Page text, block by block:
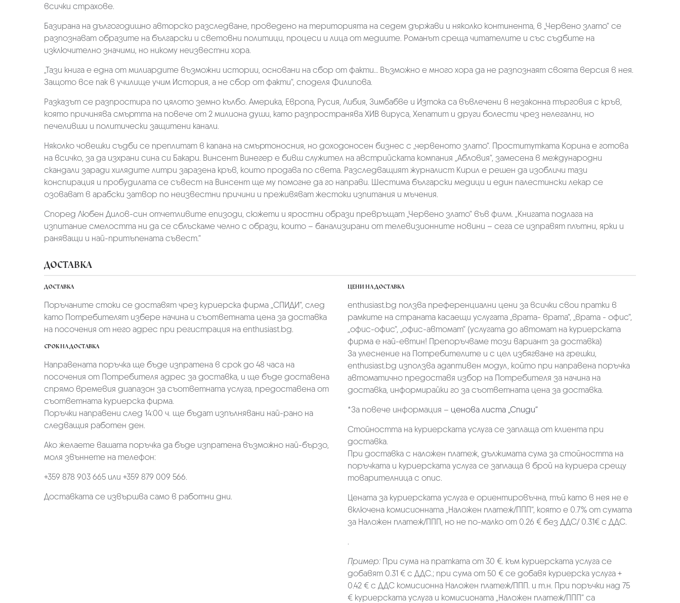
всички страхове.
Базирана на дългогодишно авторско разследване, проведено на територията на седем държави и няколко континента, в „Червено злато“ се
разпознават образите на български и световни политици, процеси и лица от медиите. Романът среща читателите и със съдбите на
изключително значими, но никому неизвестни хора.
„Тази книга е една от милиардите възможни истории, основани на сбор от факти… Възможно е много хора да не разпознаят своята версия в нея.
Защото все пак в училище учим История, а не сбор от факти“, споделя Филипова.
Разказът се разпростира по цялото земно кълбо. Америка, Европа, Русия, Либия, Зимбабве и Изтока са въвлечени в незаконна търговия с кръв,
която причинява смъртта на повече от 2 милиона души, като разпространява ХИВ вируса, Хепатит и други болести чрез нелегални, но
печеливши и политически защитени канали.
Няколко човешки съдби се преплитат в капана на смъртоносния, но доходоносен бизнес с „червеното злато“. Проститутката Корина е готова
на всичко, за да изхрани сина си Бакари. Винсент Винегер е бивш служител на австрийската компания „Абловия“, замесена в международни
скандали заради хилядите литри заразена кръв, които продава по света. Разследващият журналист Кирил е решен да изобличи тази
конспирация и пробудилата се съвест на Винсент ще му помогне да го направи. Шестима български медици и един палестински лекар се
озовават в арабски затвор по неизвестни причини и преживяват жестоки изпитания и мъчения.
Според Любен Дилов-син отчетливите епизоди, сюжети и яростни образи превръщат „Червено злато“ във филм. „Книгата подлага на
изпитание смелостта ни да се сблъскаме челно с образи, които – банализирани от телевизионните новини – сега се изправят плътни, ярки и
раняващи и най-притъпената съвест.“
ДОСТАВКА
ДОСТАВКА
Поръчаните стоки се доставят чрез куриерскa фирмa „СПИДИ“, след
като Потребителят избере начина и съответната цена за доставка
на посочения от него адрес при регистрация на enthusiast.bg.
СРОК НА ДОСТАВКА
Направената поръчка ще бъде изпратена в срок до 48 часа на
посочения от Потребителя адрес за доставка, и ще бъде доставена
спрямо времевия диапазон за съответната услуга, предоставена от
съответната куриерска фирма.
Поръчки направени след 14:00 ч. ще бъдат изпълнявани най-рано на
следващия работен ден.
Ако желаете вашата поръчка да бъде изпратена възможно най-бързо,
моля звъннете на телефон:
+359 878 903 665 или +359 879 009 566.
Доставката се извършва само в работни дни.
ЦЕНИ НА ДОСТАВКА
enthusiast.bg ползва преференциални цени за всички свои пратки в
рамките на страната касаещи услугата „врата- врата“, „врата - офис“,
„oфис-офис“, „офис-автомат“ (услугата до автомат на куриерската
фирма е най-евтин! Препоръчваме този вариант за доставка)
За улеснение на Потребителите и с цел избягване на грешки,
enthusiast.bg използва адаптивен модул, който при направена поръчка
автоматично предоставя избор на Потребителя за начина на
доставка, информирайки го за съответната цена за доставка.
*За повече информация – ценова листа „Спиди“
Стойността на куриерската услуга се заплаща от клиента при
доставка.
При доставка с наложен платеж, дължимата сума за стойността на
поръчката и куриерската услуга се заплаща в брой на куриера срещу
товарителница с опис.
Цената за куриерската услуга е ориентировъчна, тъй като в нея не е
включена комисионната „Наложен платеж/ППП“, която е 0.7% от сумата
за Наложен платеж/ППП, но не по-малко от 0.26 € без ДДС/ 0.31€ с ДДС.
.
Пример: При сума на пратката от 30 €. към куриерската услуга се
добавят 0.31 € с ДДС.; при сума от 50 € се добавя куриерска услуга +
0.42 € с ДДС комисионна Наложен платеж/ППП. и т.н. При поръчки над 75
€ куриерската услуга и комисионата „Наложен платеж/ППП“ са